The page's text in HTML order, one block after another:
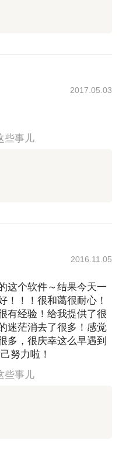
2017.05.03
些事儿
2016.11.05
这个软件～结果今天一
！！！很和蔼很耐心！
有经验！给我提供了很
迷茫消去了很多！感觉
多，很庆幸这么早遇到
努力啦！
些事儿